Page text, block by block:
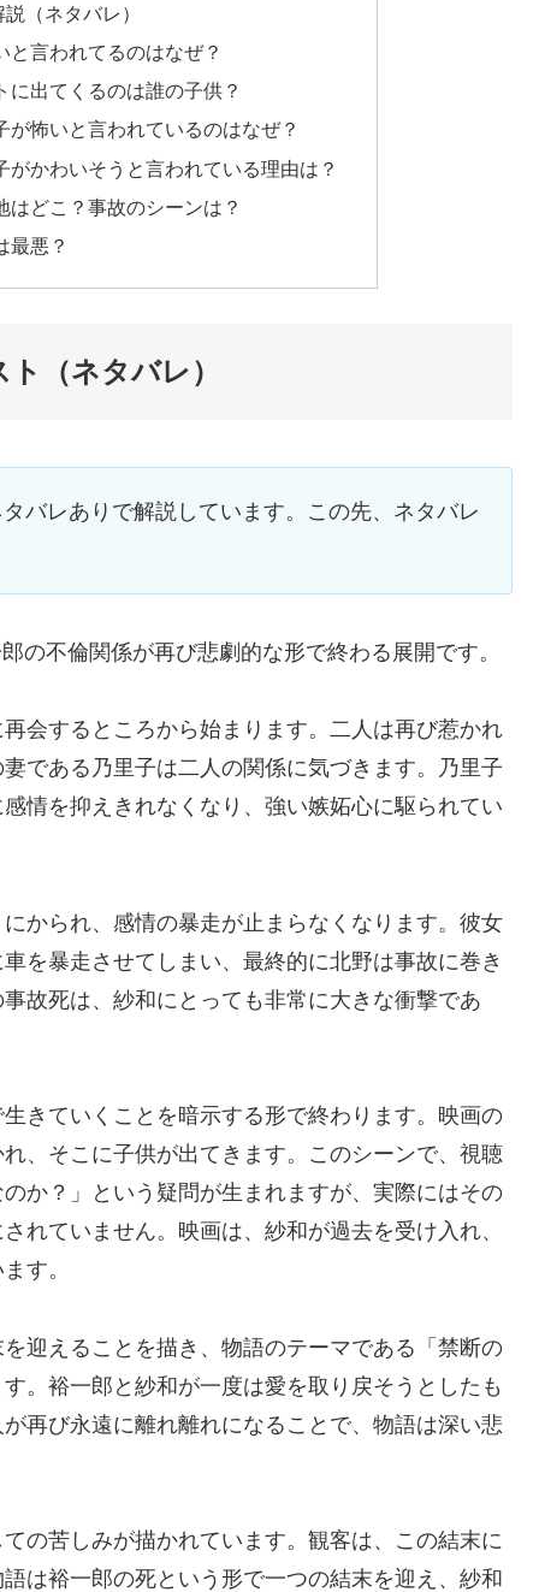
（ネタバレ）
言われてるのはなぜ？
出てくるのは誰の子供？
怖いと言われているのはなぜ？
かわいそうと言われている理由は？
どこ？事故のシーンは？
最悪？
（ネタバレ）
バレありで解説しています。この先、ネタバレ
の不倫関係が再び悲劇的な形で終わる展開です。
会するところから始まります。二人は再び惹かれ
である乃里子は二人の関係に気づきます。乃里子
情を抑えきれなくなり、強い嫉妬心に駆られてい
かられ、感情の暴走が止まらなくなります。彼女
を暴走させてしまい、最終的に北野は事故に巻き
故死は、紗和にとっても非常に大きな衝撃であ
きていくことを暗示する形で終わります。映画の
、そこに子供が出てきます。このシーンで、視聴
か？」という疑問が生まれますが、実際にはその
れていません。映画は、紗和が過去を受け入れ、
す。
迎えることを描き、物語のテーマである「禁断の
。裕一郎と紗和が一度は愛を取り戻そうとしたも
再び永遠に離れ離れになることで、物語は深い悲
の苦しみが描かれています。観客は、この結末に
は裕一郎の死という形で一つの結末を迎え、紗和